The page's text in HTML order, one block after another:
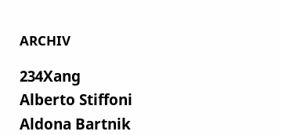
ARCHIV
234Xang
Alberto Stiffoni
Aldona Bartnik